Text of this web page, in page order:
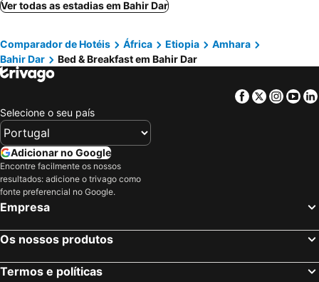
Ver todas as estadias em Bahir Dar
Comparador de Hotéis África Etiopia
Amhara
Bahir Dar
Bed & Breakfast em Bahir Dar
Facebook
Twitter
Selecione o seu país
Adicionar no Google
Encontre facilmente os nossos
resultados: adicione o trivago como
fonte preferencial no Google.
Empresa
Os nossos produtos
Termos e políticas